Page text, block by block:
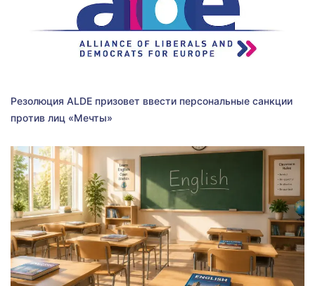
Резолюция ALDE призовет ввести персональные санкции
против лиц «Мечты»